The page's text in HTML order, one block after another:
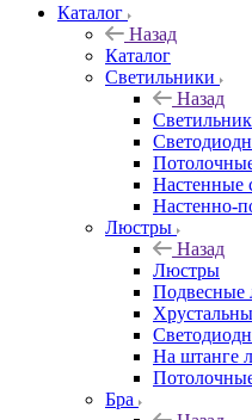
Каталог
Назад
Каталог
Светильники
Назад
Настенные
Настенно-
Люстры
Назад
Люстры
Подвесные
На штанге
Бра